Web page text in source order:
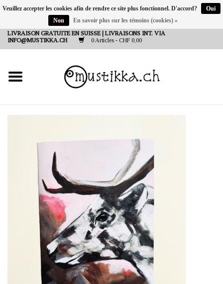
LIVRAISON GRATUITE EN SUISSE | LIVRAISONS INT. VIA
INFO@MUSTIKKA.CH
0 Articles - CHF 0,00
NEW IN
SHOP - A PIECE OF
FINLAND FOR YOU
Marques
Veuillez accepter les cookies afin de rendre ce site plus fonctionnel. D'accord?
Oui
Non
En savoir plus sur les témoins (cookies) »